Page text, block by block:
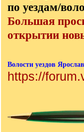
по уездам/
Большая
открытии
Волости уездов
https://